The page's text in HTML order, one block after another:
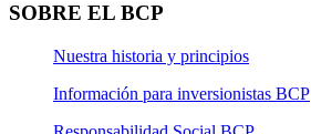
SOBRE EL BCP
Nuestra historia y principios
Información para inversionistas BCP